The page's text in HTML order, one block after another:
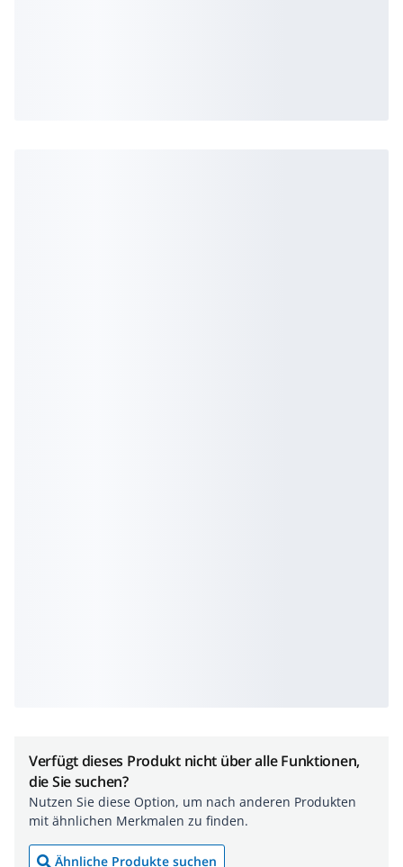
Verfügt dieses Produkt nicht über alle Funktionen,
die Sie suchen?
Nutzen Sie diese Option, um nach anderen Produkten
mit ähnlichen Merkmalen zu finden.
Ähnliche Produkte suchen